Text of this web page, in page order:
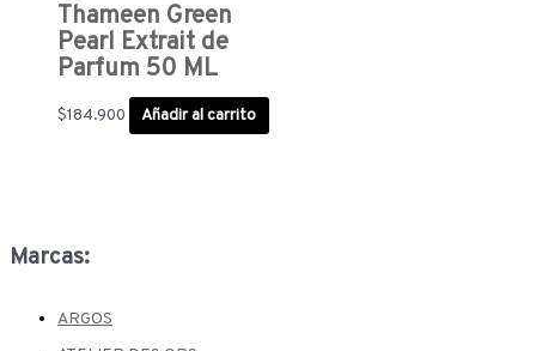
Marcas:
ARGOS
Thameen Green
Pearl Extrait de
Parfum 50 ML
$184.900 Añadir al carrito